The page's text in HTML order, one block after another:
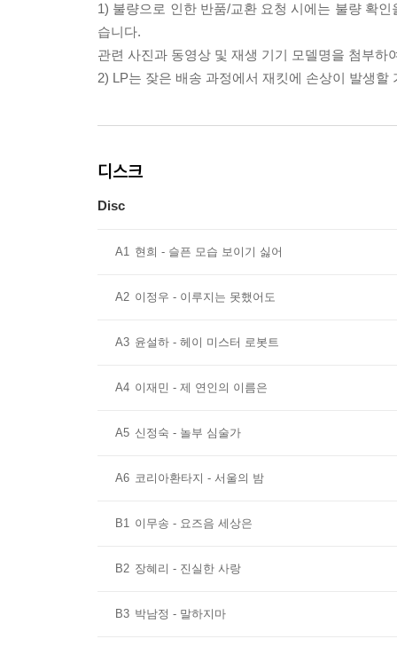
1) 불량으로 인한 반품/교환 요청 시에는 불량 확
습니다.
관련 사진과 동영상 및 재생 기기 모델명을 첨부하
2) LP는 잦은 배송 과정에서 재킷에 손상이 발생
디스크
Disc
A1 현희 - 슬픈 모습 보이기 싫어
A2 이정우 - 이루지는 못했어도
A3 윤설하 - 헤이 미스터 로봇트
A4 이재민 - 제 연인의 이름은
A5 신정숙 - 놀부 심술가
A6 코리아환타지 - 서울의 밤
B1 이무송 - 요즈음 세상은
B2 장혜리 - 진실한 사랑
B3 박남정 - 말하지마